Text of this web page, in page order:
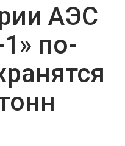
АЭС
по-